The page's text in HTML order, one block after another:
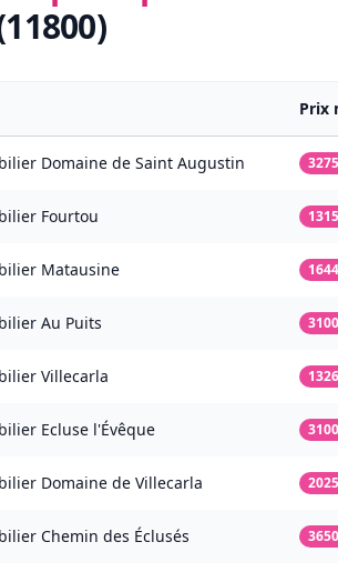
Prix
Domaine de Saint Augustin
Fourtou
Matausine
Au Puits
Villecarla
Ecluse l'Évêque
Domaine de Villecarla
Chemin des Éclusés